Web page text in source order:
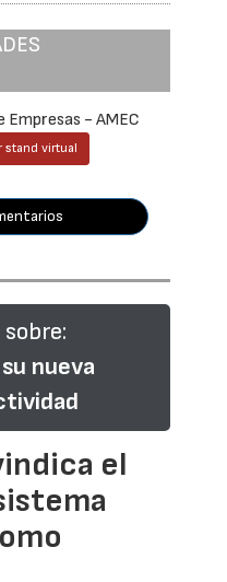
Empresas - AMEC
stand virtual
nueva
el